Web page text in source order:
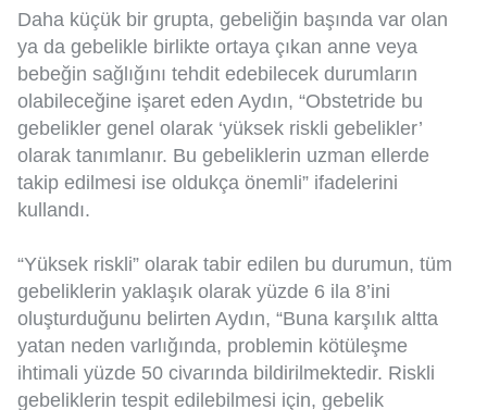
Daha küçük bir grupta, gebeliğin başında var olan
ya da gebelikle birlikte ortaya çıkan anne veya
bebeğin sağlığını tehdit edebilecek durumların
olabileceğine işaret eden Aydın, “Obstetride bu
gebelikler genel olarak ‘yüksek riskli gebelikler’
olarak tanımlanır. Bu gebeliklerin uzman ellerde
takip edilmesi ise oldukça önemli” ifadelerini
kullandı.
“Yüksek riskli” olarak tabir edilen bu durumun, tüm
gebeliklerin yaklaşık olarak yüzde 6 ila 8’ini
oluşturduğunu belirten Aydın, “Buna karşılık altta
yatan neden varlığında, problemin kötüleşme
ihtimali yüzde 50 civarında bildirilmektedir. Riskli
gebeliklerin tespit edilebilmesi için, gebelik